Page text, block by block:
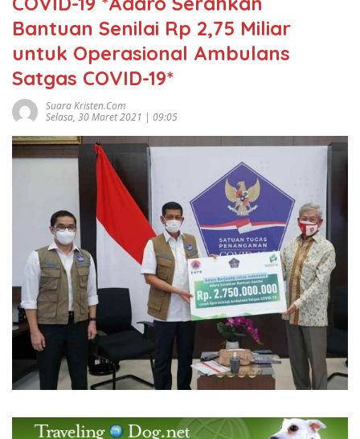
Bantuan Senilai Rp 2,75 Miliar
untuk Operasional Ambulans
Satgas COVID-19*
Suara Kristen.com
Selasa, 30 Maret 2021 | 09:05